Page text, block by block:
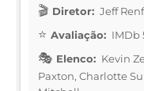
Diretor: Jeff
Avaliação: IMDb
Elenco: Kevin
Paxton, Charlotte